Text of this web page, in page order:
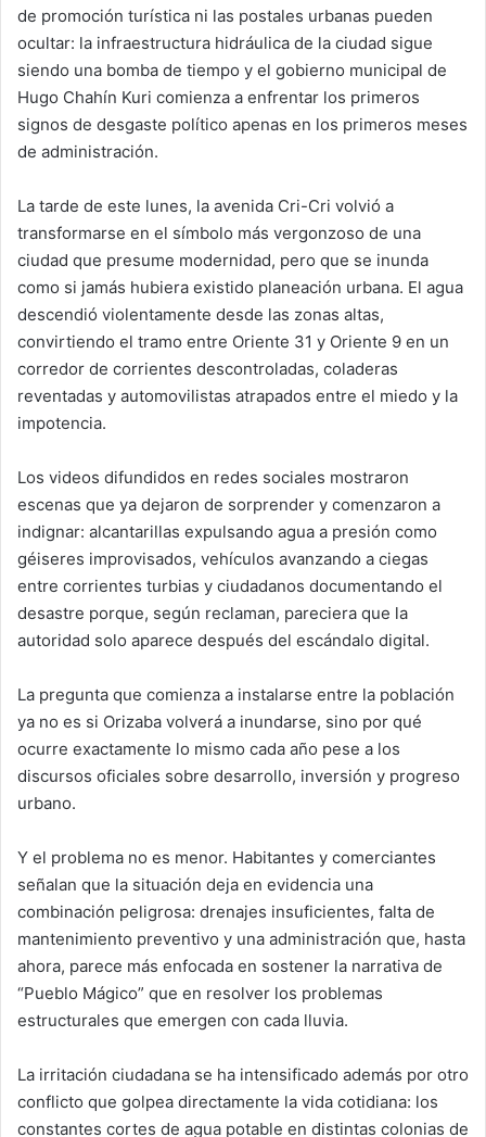
de promoción turística ni las postales urbanas pueden
ocultar: la infraestructura hidráulica de la ciudad sigue
siendo una bomba de tiempo y el gobierno municipal de
Hugo Chahín Kuri comienza a enfrentar los primeros
signos de desgaste político apenas en los primeros meses
de administración.
La tarde de este lunes, la avenida Cri-Cri volvió a
transformarse en el símbolo más vergonzoso de una
ciudad que presume modernidad, pero que se inunda
como si jamás hubiera existido planeación urbana. El agua
descendió violentamente desde las zonas altas,
convirtiendo el tramo entre Oriente 31 y Oriente 9 en un
corredor de corrientes descontroladas, coladeras
reventadas y automovilistas atrapados entre el miedo y la
impotencia.
Los videos difundidos en redes sociales mostraron
escenas que ya dejaron de sorprender y comenzaron a
indignar: alcantarillas expulsando agua a presión como
géiseres improvisados, vehículos avanzando a ciegas
entre corrientes turbias y ciudadanos documentando el
desastre porque, según reclaman, pareciera que la
autoridad solo aparece después del escándalo digital.
La pregunta que comienza a instalarse entre la población
ya no es si Orizaba volverá a inundarse, sino por qué
ocurre exactamente lo mismo cada año pese a los
discursos oficiales sobre desarrollo, inversión y progreso
urbano.
Y el problema no es menor. Habitantes y comerciantes
señalan que la situación deja en evidencia una
combinación peligrosa: drenajes insuficientes, falta de
mantenimiento preventivo y una administración que, hasta
ahora, parece más enfocada en sostener la narrativa de
“Pueblo Mágico” que en resolver los problemas
estructurales que emergen con cada lluvia.
La irritación ciudadana se ha intensificado además por otro
conflicto que golpea directamente la vida cotidiana: los
constantes cortes de agua potable en distintas colonias de